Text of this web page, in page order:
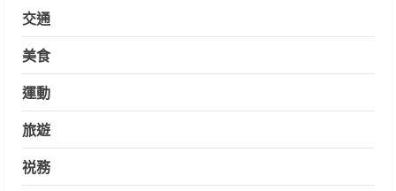
交通
美食
運動
旅遊
祱務